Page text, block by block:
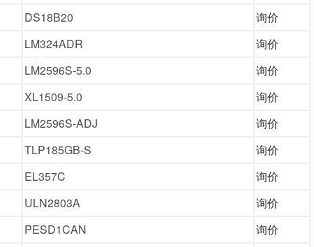
DS18B20
询价
LM324ADR
询价
LM2596S-5.0
询价
XL1509-5.0
询价
LM2596S-ADJ
询价
TLP185GB-S
询价
EL357C
询价
ULN2803A
询价
PESD1CAN
询价